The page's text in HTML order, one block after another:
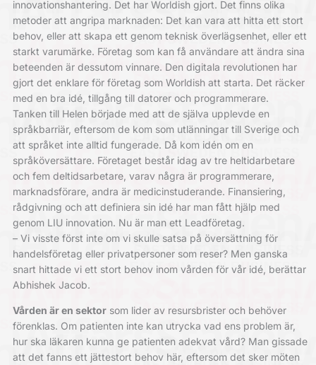
innovationshantering. Det har Worldish gjort. Det finns olika
metoder att angripa marknaden: Det kan vara att hitta ett stort
behov, eller att skapa ett genom teknisk överlägsenhet, eller ett
starkt varumärke. Företag som kan få användare att ändra sina
beteenden är dessutom vinnare. Den digitala revolutionen har
gjort det enklare för företag som Worldish att starta. Det räcker
med en bra idé, tillgång till datorer och programmerare.
Tanken till Helen började med att de själva upplevde en
språkbarriär, eftersom de kom som utlänningar till Sverige och
att språket inte alltid fungerade. Då kom idén om en
språköversättare. Företaget består idag av tre heltidarbetare
och fem deltidsarbetare, varav några är programmerare,
marknadsförare, andra är medicinstuderande. Finansiering,
rådgivning och att definiera sin idé har man fått hjälp med
genom LIU innovation. Nu är man ett Leadföretag.
– Vi visste först inte om vi skulle satsa på översättning för
handelsföretag eller privatpersoner som reser? Men ganska
snart hittade vi ett stort behov inom vården för vår idé, berättar
Abhishek Jacob.
Vården är en sektorsom lider av resursbrister och behöver
förenklas. Om patienten inte kan utrycka vad ens problem är,
hur ska läkaren kunna ge patienten adekvat vård? Man gissade
att det fanns ett jättestort behov här, eftersom det sker möten